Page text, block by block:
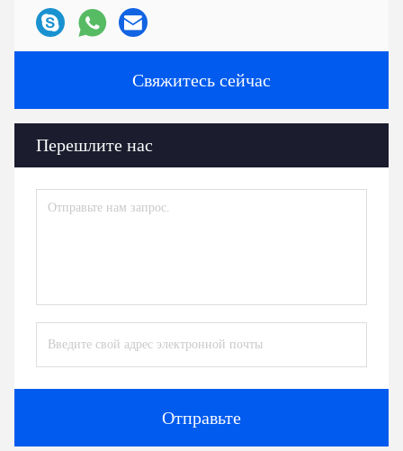
Свяжитесь сейчас
Перешлите нас
Отправьте